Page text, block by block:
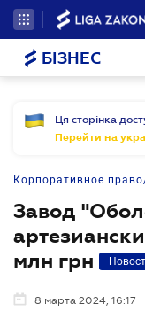
БІЗНЕС
Ця сторінка
Перейти на
Корпоративное
Завод
млн грн
8 марта 2024, 16:17